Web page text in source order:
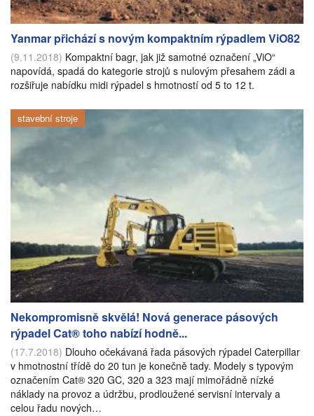
Yanmar přichází s novým kompaktním rýpadlem ViO82
(9.11.2018) Kompaktní bagr, jak již samotné označení „ViO“
napovídá, spadá do kategorie strojů s nulovým přesahem zádi a
rozšiřuje nabídku midi rýpadel s hmotností od 5 to 12 t.
stavební stroje
Nekompromisně skvělá! Nová generace pásových
rýpadel Cat® toho nabízí hodně...
(17.7.2018) Dlouho očekávaná řada pásových rýpadel Caterpillar
v hmotnostní třídě do 20 tun je konečně tady. Modely s typovým
označením Cat® 320 GC, 320 a 323 mají mimořádně nízké
náklady na provoz a údržbu, prodloužené servisní intervaly a
celou řadu nových…